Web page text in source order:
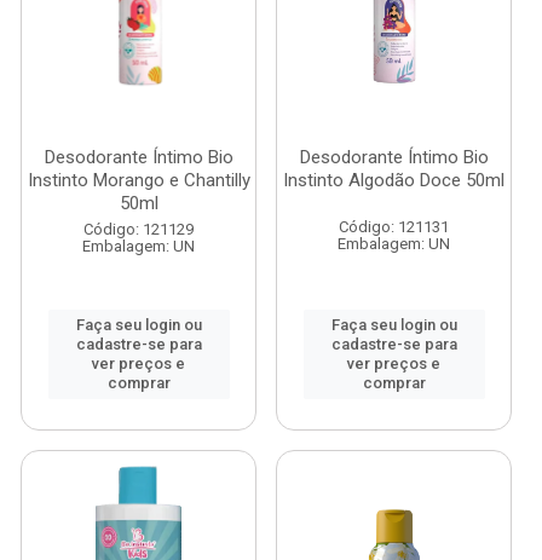
Desodorante Íntimo Bio
Instinto Morango e Chantilly
50ml
Código: 121129
Embalagem: UN
Faça seu login ou
cadastre-se para
ver preços e
comprar
Desodorante Íntimo Bio
Instinto Algodão Doce 50ml
Código: 121131
Embalagem: UN
Faça seu login ou
cadastre-se para
ver preços e
comprar